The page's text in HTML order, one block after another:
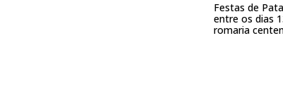
Festas de
entre os dias
romaria